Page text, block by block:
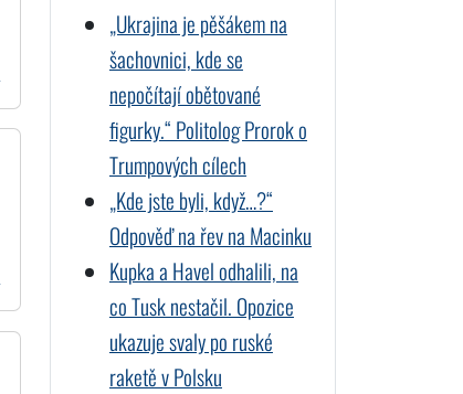
„Ukrajina je pěšákem na
šachovnici, kde se
nepočítají obětované
figurky.“ Politolog Prorok o
Trumpových cílech
„Kde jste byli, když…?“
Odpověď na řev na Macinku
Kupka a Havel odhalili, na
co Tusk nestačil. Opozice
ukazuje svaly po ruské
raketě v Polsku